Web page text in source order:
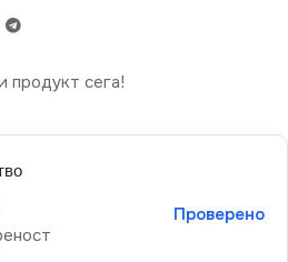
продукт сега!
Проверено